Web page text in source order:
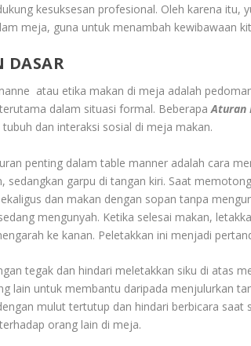
kesuksesan profesional. Oleh karena
meja, guna untuk menambah kewibawaan
DASAR
atau etika makan di meja adalah
dalam situasi formal. BeberapaAturan
tubuh dan interaksi sosial di meja makan.
penting dalam table manner adalah cara
sedangkan garpu di tangan kiri. Saat
dan makan dengan sopan tanpa
mengunyah. Ketika selesai makan,
ke kanan. Peletakkan ini menjadi
tegak dan hindari meletakkan siku di atas
lain untuk membantu daripada menjulurkan
mulut tertutup dan hindari berbicara saat
orang lain di meja.